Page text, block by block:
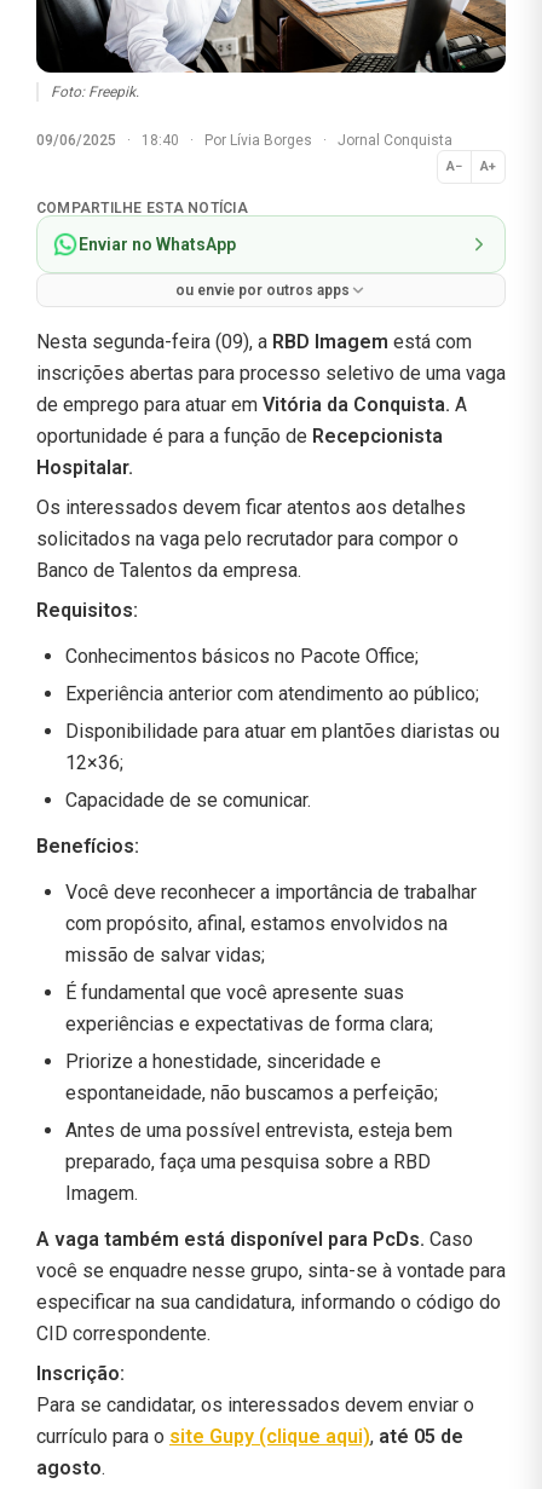
Foto: Freepik.
09/06/2025 · 18:40 · Por Lívia Borges · Jornal Conquista
A− A+
Normal
COMPARTILHE ESTA NOTÍCIA
Enviar no WhatsApp
ou envie por outros apps
Nesta segunda-feira (09), a RBD Imagem está com
inscrições abertas para processo seletivo de uma vaga
de emprego para atuar em Vitória da Conquista. A
oportunidade é para a função de Recepcionista
Hospitalar.
Os interessados devem ficar atentos aos detalhes
solicitados na vaga pelo recrutador para compor o
Banco de Talentos da empresa.
Requisitos:
Conhecimentos básicos no Pacote Office;
Experiência anterior com atendimento ao público;
Disponibilidade para atuar em plantões diaristas ou
12×36;
Capacidade de se comunicar.
Benefícios:
Você deve reconhecer a importância de trabalhar
com propósito, afinal, estamos envolvidos na
missão de salvar vidas;
É fundamental que você apresente suas
experiências e expectativas de forma clara;
Priorize a honestidade, sinceridade e
espontaneidade, não buscamos a perfeição;
Antes de uma possível entrevista, esteja bem
preparado, faça uma pesquisa sobre a RBD
Imagem.
A vaga também está disponível para PcDs. Caso
você se enquadre nesse grupo, sinta-se à vontade para
especificar na sua candidatura, informando o código do
CID correspondente.
Inscrição:
Para se candidatar, os interessados devem enviar o
currículo para o site Gupy (clique aqui), até 05 de
agosto.